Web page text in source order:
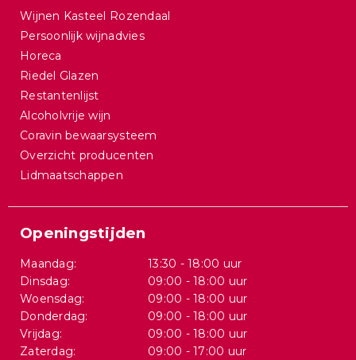
Wijnen Kasteel Rozendaal
Persoonlijk wijnadvies
Horeca
Riedel Glazen
Restantenlijst
Alcoholvrije wijn
Coravin bewaarsysteem
Overzicht producenten
Lidmaatschappen
Openingstijden
Maandag:
13:30 - 18:00 uur
Dinsdag:
09:00 - 18:00 uur
Woensdag:
09:00 - 18:00 uur
Donderdag:
09:00 - 18:00 uur
Vrijdag:
09:00 - 18:00 uur
Zaterdag:
09:00 - 17:00 uur